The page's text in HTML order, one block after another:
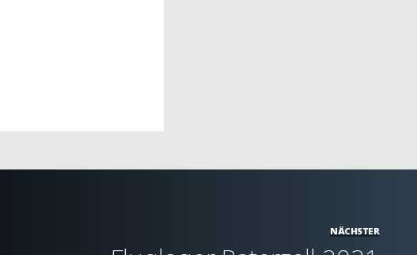
NÄCHSTER